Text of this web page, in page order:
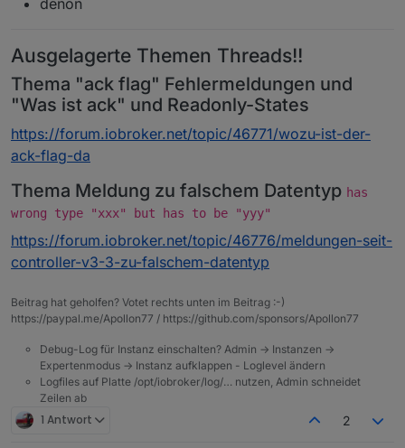
Ausgelagerte Themen Threads!!
Thema "ack flag" Fehlermeldungen und
"Was ist ack" und Readonly-States
https://forum.iobroker.net/topic/46771/wozu-ist-der-
ack-flag-da
Thema Meldung zu falschem Datentyp has
wrong type "xxx" but has to be "yyy"
https://forum.iobroker.net/topic/46776/meldungen-seit-
controller-v3-3-zu-falschem-datentyp
Beitrag hat geholfen? Votet rechts unten im Beitrag :-)
https://paypal.me/Apollon77 / https://github.com/sponsors/Apollon77
Debug-Log für Instanz einschalten? Admin -> Instanzen ->
Expertenmodus -> Instanz aufklappen - Loglevel ändern
Logfiles auf Platte /opt/iobroker/log/… nutzen, Admin schneidet
Zeilen ab
1 Antwort 2